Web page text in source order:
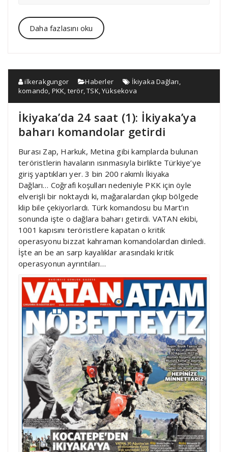
Daha fazlasını oku
ilkerakgungor Haberler İkiyaka Dağları,
komando, PKK, terör,TSK,Yüksekova
İkiyaka’da 24 saat (1): İkiyaka’ya
baharı komandolar getirdi
Burası Zap, Harkuk, Metina gibi kamplarda bulunan
teröristlerin havaların ısınmasıyla birlikte Türkiye’ye
giriş yaptıkları yer. 3 bin 200 rakımlı İkiyaka
Dağları… Coğrafi koşulları nedeniyle PKK için öyle
elverişli bir noktaydı ki, mağaralardan çıkıp bölgede
klip bile çekiyorlardı. Türk komandosu bu Mart’ın
sonunda işte o dağlara baharı getirdi. VATAN ekibi,
1001 kapısını teröristlere kapatan o kritik
operasyonu bizzat kahraman komandolardan dinledi.
İşte an be an sarp kayalıklar arasındaki kritik
operasyonun ayrıntıları…